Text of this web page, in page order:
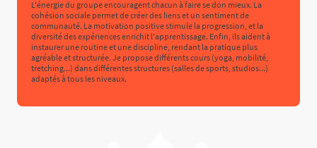
L'énergie du groupe encouragent chacun à faire se don mieux. La
cohésion sociale permet de créer des liens et un sentiment de
communauté. La motivation positive stimule la progression, et la
diversité des expériences enrichit l'apprentissage. Enfin, ils aident à
instaurer une routine et une discipline, rendant la pratique plus
agréable et structurée. Je propose différents cours (yoga, mobilité,
tretching...) dans différentes structures (salles de sports, studios...)
adaptés à tous les niveaux.